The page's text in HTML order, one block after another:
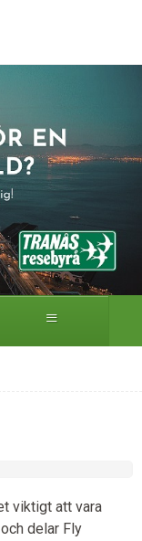
viktigt att vara
delar Fly